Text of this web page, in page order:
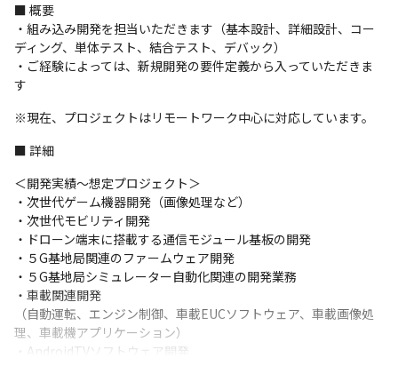
■ 概要
・組み込み開発を担当いただきます（基本設計、詳細設計、コー
ディング、単体テスト、結合テスト、デバック）
・ご経験によっては、新規開発の要件定義から入っていただきま
す
※現在、プロジェクトはリモートワーク中心に対応しています。
■ 詳細
＜開発実績～想定プロジェクト＞
・次世代ゲーム機器開発（画像処理など）
・次世代モビリティ開発
・ドローン端末に搭載する通信モジュール基板の開発
・５G基地局関連のファームウェア開発
・５G基地局シミュレーター自動化関連の開発業務
・車載関連開発
（自動運転、エンジン制御、車載EUCソフトウェア、車載画像処
理、車載機アプリケーション）
・AndroidTVソフトウェア開発